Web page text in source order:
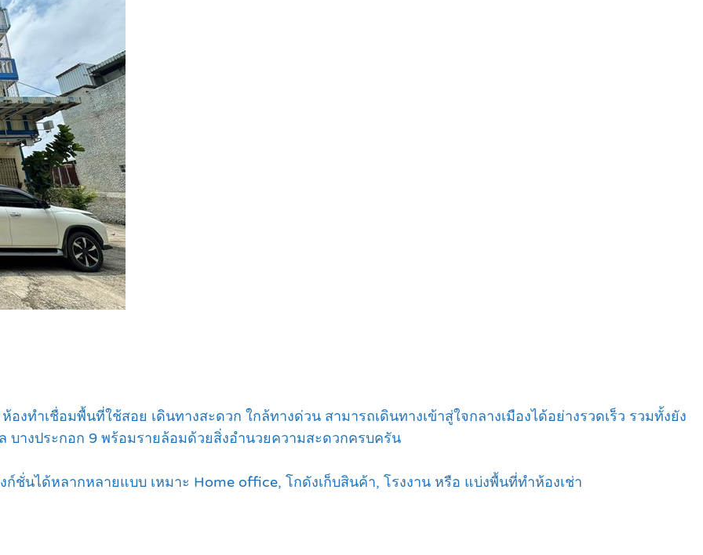
ำเชื่อมพื้นที่ใช้สอย เดินทางสะดวก ใกล้ทางด่วน สามารถเดินทางเข้าสู่ใจกลางเมืองได้อย่างรวดเร็ว รวมทั้งยัง
บางประกอก 9 พร้อมรายล้อมด้วยสิ่งอำนวยความสะดวกครบครัน
นได้หลากหลายแบบ เหมาะ Home office, โกดังเก็บสินค้า, โรงงาน หรือ แบ่งพื้นที่ทำห้องเช่า